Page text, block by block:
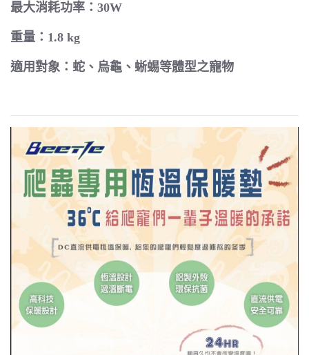
最大消耗功率：30W
重量：1.8 kg
適用對象：蛇、烏龜、蜥蜴等體型之寵物